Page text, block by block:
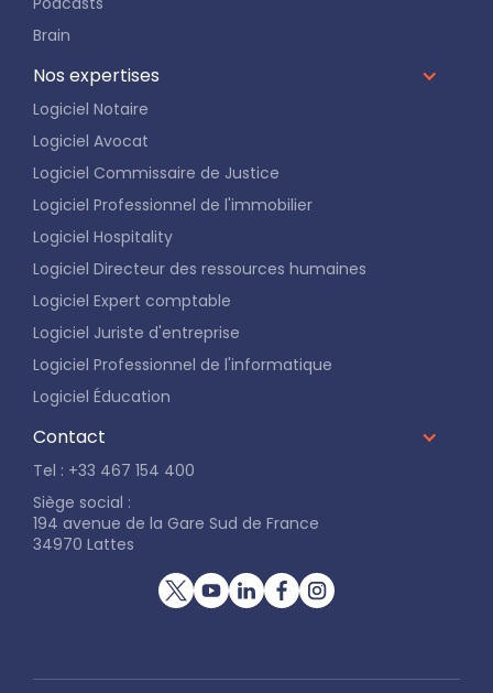
Brain
Nos expertises
Logiciel Notaire
Logiciel Avocat
Logiciel Commissaire de Justice
Logiciel Professionnel de l'immobilier
Logiciel Hospitality
Logiciel Directeur des ressources humaines
Logiciel Expert comptable
Logiciel Juriste d'entreprise
Logiciel Professionnel de l'informatique
Logiciel Éducation
Contact
Tel : +33 467 154 400
Siège social :
194 avenue de la Gare Sud de France
34970 Lattes